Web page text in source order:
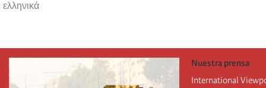
ελληνικά
Nuestra prensa
International